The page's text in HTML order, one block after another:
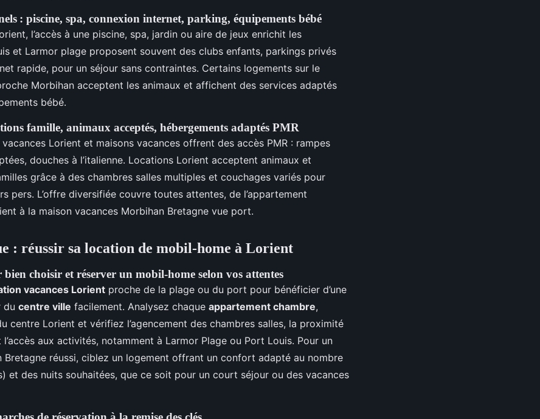
: piscine, spa, connexion internet, parking, équipements bébé
l’accès à une piscine, spa, jardin ou aire de jeux enrichit les
et Larmor plage proposent souvent des clubs enfants, parkings privés
rapide, pour un séjour sans contraintes. Certains logements sur le
Morbihan acceptent les animaux et affichent des services adaptés
bébé.
famille, animaux acceptés, hébergements adaptés PMR
Lorient et maisons vacances offrent des accès PMR : rampes
douches à l’italienne. Locations Lorient acceptent animaux et
grâce à des chambres salles multiples et couchages variés pour
pers. L’offre diversifiée couvre toutes attentes, de l’appartement
à la maison vacances Morbihan Bretagne vue port.
: réussir sa location de mobil-home à Lorient
bien choisir et réserver un mobil-home selon vos attentes
vacances Lorient proche de la plage ou du port pour bénéficier d’une
du centre ville facilement. Analysez chaque appartement chambre,
centre Lorient et vérifiez l’agencement des chambres salles, la proximité
aux activités, notamment à Larmor Plage ou Port Louis. Pour un
Bretagne réussi, ciblez un logement offrant un confort adapté au nombre
et des nuits souhaitées, que ce soit pour un court séjour ou des vacances